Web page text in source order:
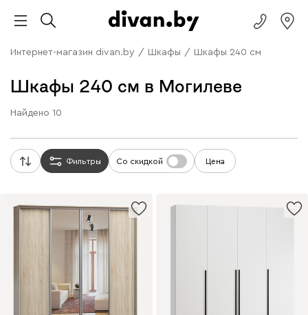
Интернет-магазин divan.by / Шкафы / Шкафы 240 см
Шкафы 240 см в Могилеве
Найдено 10
Фильтры Со скидкой Цена